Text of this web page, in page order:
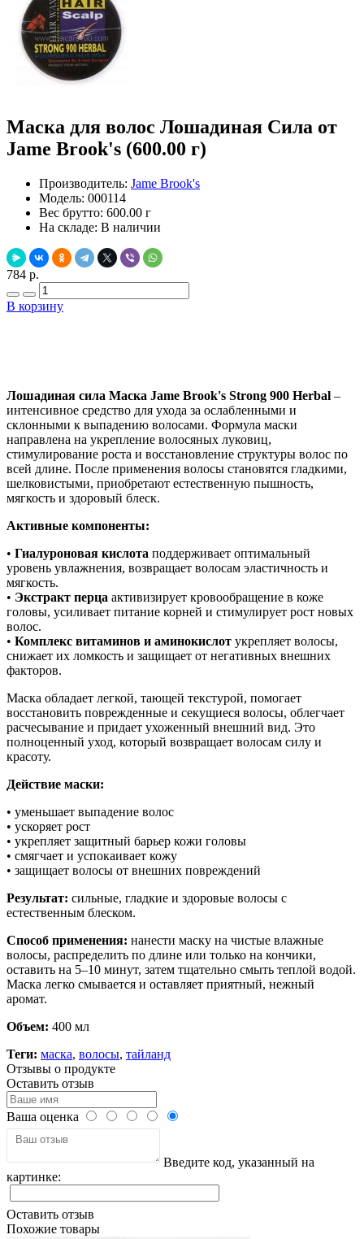
Маска для волос Лошадиная Сила от
Jame Brook's (600.00 г)
Производитель: Jame Brook's
Модель: 000114
Вес брутто: 600.00 г
На складе: В наличии
784 р.
В корзину
Лошадиная сила Маска Jame Brook's Strong 900 Herbal –
интенсивное средство для ухода за ослабленными и
склонными к выпадению волосами. Формула маски
направлена на укрепление волосяных луковиц,
стимулирование роста и восстановление структуры волос по
всей длине. После применения волосы становятся гладкими,
шелковистыми, приобретают естественную пышность,
мягкость и здоровый блеск.
Активные компоненты:
• Гиалуроновая кислота поддерживает оптимальный
уровень увлажнения, возвращает волосам эластичность и
мягкость.
• Экстракт перца активизирует кровообращение в коже
головы, усиливает питание корней и стимулирует рост новых
волос.
• Комплекс витаминов и аминокислот укрепляет волосы,
снижает их ломкость и защищает от негативных внешних
факторов.
Маска обладает легкой, тающей текстурой, помогает
восстановить поврежденные и секущиеся волосы, облегчает
расчесывание и придает ухоженный внешний вид. Это
полноценный уход, который возвращает волосам силу и
красоту.
Действие маски:
• уменьшает выпадение волос
• ускоряет рост
• укрепляет защитный барьер кожи головы
• смягчает и успокаивает кожу
• защищает волосы от внешних повреждений
Результат: сильные, гладкие и здоровые волосы с
естественным блеском.
Способ применения: нанести маску на чистые влажные
волосы, распределить по длине или только на кончики,
оставить на 5–10 минут, затем тщательно смыть теплой водой.
Маска легко смывается и оставляет приятный, нежный
аромат.
Объем: 400 мл
Теги: маска, волосы, тайланд
Отзывы о продукте
Оставить отзыв
Ваша оценка
Введите код, указанный на
картинке:
Оставить отзыв
Похожие товары